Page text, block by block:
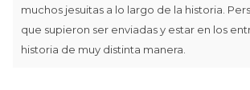
muchos jesuitas a lo largo de la historia.
que supieron ser enviadas y estar en los
historia de muy distinta manera.